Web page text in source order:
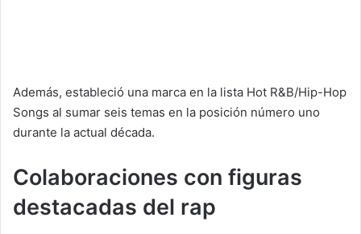
Además, estableció una marca en la lista Hot R&B/Hip-Hop
Songs al sumar seis temas en la posición número uno
durante la actual década.
Colaboraciones con figuras
destacadas del rap